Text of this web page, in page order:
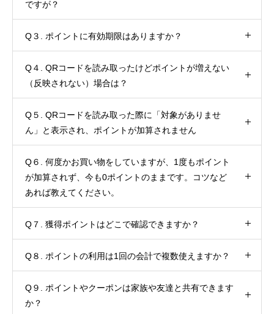
ですが？
Q３. ポイントに有効期限はありますか？
Q４. QRコードを読み取ったけどポイントが増えない
（反映されない）場合は？
Q５. QRコードを読み取った際に「対象がありませ
ん」と表示され、ポイントが加算されません
Q６. 何度かお買い物をしていますが、1度もポイント
が加算されず、今も0ポイントのままです。コツなど
あれば教えてください。
Q７. 獲得ポイントはどこで確認できますか？
Q８. ポイントの利用は1回の会計で複数使えますか？
Q９. ポイントやクーポンは家族や友達と共有できます
か？